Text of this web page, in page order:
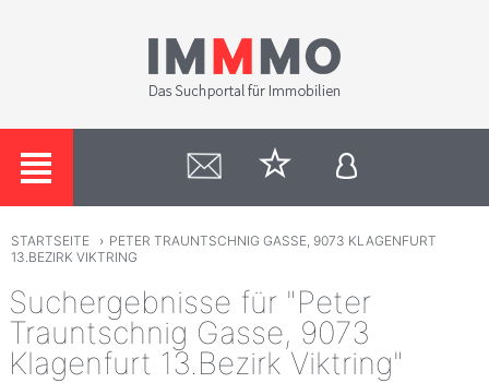
STARTSEITE › PETER TRAUNTSCHNIG GASSE, 9073 KLAGENFURT
13.BEZIRK VIKTRING
Suchergebnisse für "Peter
Trauntschnig Gasse, 9073
Klagenfurt 13.Bezirk Viktring"